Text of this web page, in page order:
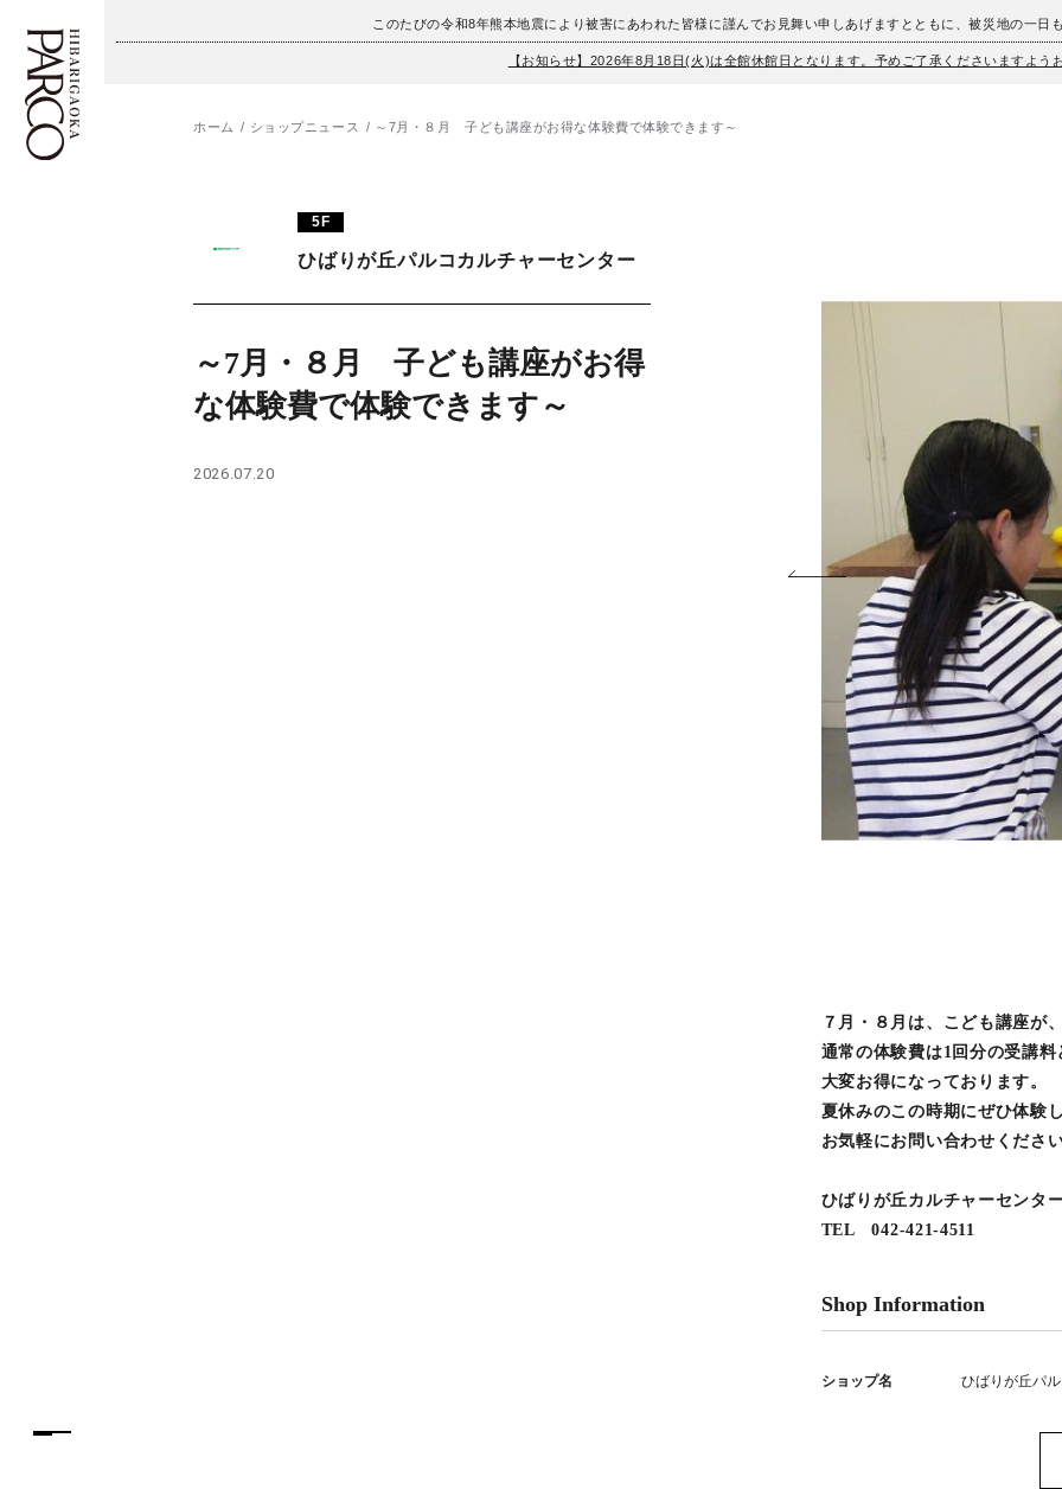
このたびの令和8年熊本地震により被害にあわれた皆様に謹んでお見舞い申しあげますとともに、被災地の一日
【お知らせ】2026年8月18日(火)は全館休館日となります。予めご了承くださいますよう
施設案内・アクセス
レストラン・カフェ
TAX FREE
ภาษาไทย
ホーム ショップニュース ～7月・８月 子ども講座がお得な体験費で体験できます～
5F
ひばりが丘パルコカルチャーセンター
～7月・８月 子ども講座がお得
な体験費で体験できます～
2026.07.20
７月・８月は、こども講座が
通常の体験費は1回分の受講料
大変お得になっております。
夏休みのこの時期にぜひ体験
お気軽にお問い合わせください
ひばりが丘カルチャーセンタ
TEL 042-421-4511
Shop Information
ショップ名 ひばりが丘パ